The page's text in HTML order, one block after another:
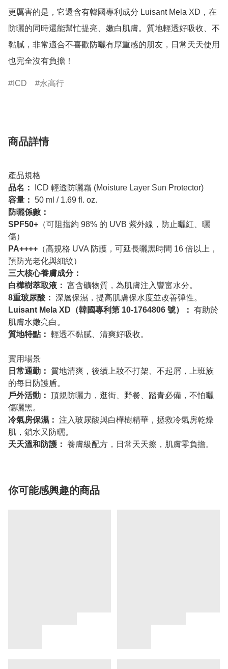
更厲害的是，它還含有韓國專利成分 Luisant Mela XD，在
防曬的同時還能幫忙提亮、嫩白肌膚。質地輕透好吸收、不
黏膩，非常適合不喜歡防曬有厚重感的朋友，日常天天使用
也完全沒有負擔！
ICD 永高行
商品詳情
產品規格
品名：
ICD 輕透防曬霜 (Moisture Layer Sun Protector)
容量： 50 ml / 1.69 fl. oz.
防曬係數：
SPF50+ （可阻擋約 98% 的 UVB 紫外線，防止曬紅、曬
傷）
PA++++ （高規格 UVA 防護，可延長曬黑時間 16 倍以上，
預防光老化與細紋）
三大核心養膚成分：
白樺樹萃取液： 富含礦物質，為肌膚注入豐富水分。
8重玻尿酸： 深層保濕，提高肌膚保水度並改善彈性。
Luisant Mela XD（韓國專利第 10-1764806 號）： 有助於
肌膚水嫩亮白。
質地特點： 輕透不黏膩、清爽好吸收。
實用場景
日常通勤：
質地清爽，後續上妝不打架、不起屑，上班族
的每日防護盾。
戶外活動： 頂規防曬力，逛街、野餐、踏青必備，不怕曬
傷曬黑。
冷氣房保濕： 注入玻尿酸與白樺樹精華，拯救冷氣房乾燥
肌，鎖水又防曬。
天天溫和防護： 養膚級配方，日常天天擦，肌膚零負擔。
你可能感興趣的商品